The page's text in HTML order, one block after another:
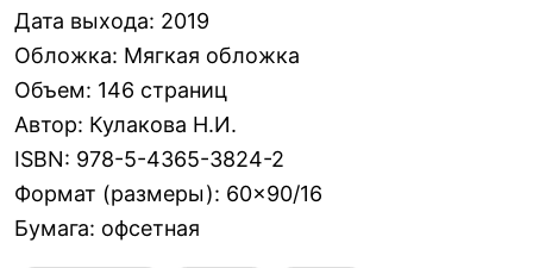
Дата выхода: 2019
Обложка: Мягкая обложка
Объем: 146 страниц
Автор: Кулакова Н.И.
ISBN: 978-5-4365-3824-2
Формат (размеры): 60×90/16
Бумага: офсетная